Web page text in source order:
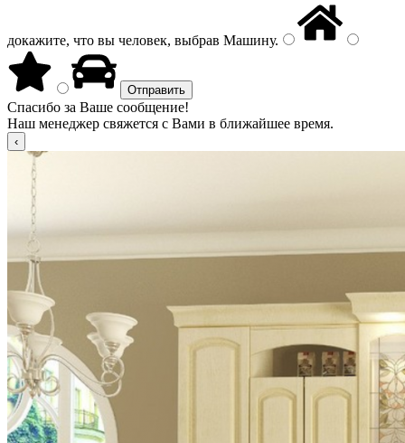
докажите, что вы человек, выбрав Машину.
Спасибо за Ваше сообщение!
Наш менеджер свяжется с Вами в ближайшее время.